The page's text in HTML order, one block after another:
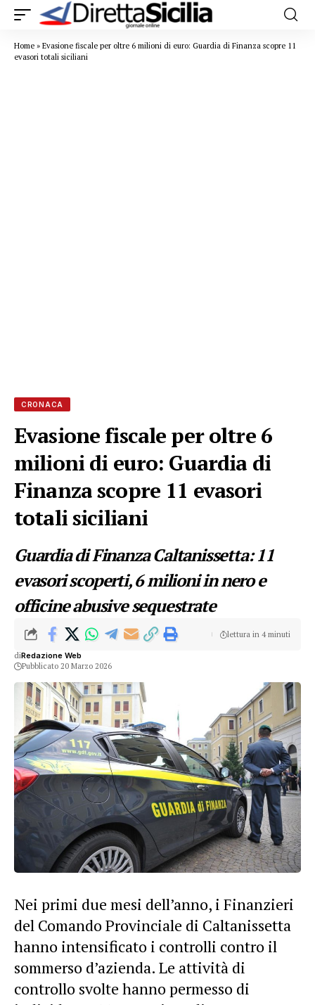
Home » Evasione fiscale per oltre 6 milioni di euro: Guardia di Finanza scopre 11
evasori totali siciliani
CRONACA
Evasione fiscale per oltre 6
milioni di euro: Guardia di
Finanza scopre 11 evasori
totali siciliani
Guardia di Finanza Caltanissetta: 11
evasori scoperti, 6 milioni in nero e
officine abusive sequestrate
diRedazione Web
Pubblicato 20 Marzo 2026
lettura in 4 minuti
Nei primi due mesi dell’anno, i Finanzieri
del Comando Provinciale di Caltanissetta
hanno intensificato i controlli contro il
sommerso d’azienda. Le attività di
controllo svolte hanno permesso di